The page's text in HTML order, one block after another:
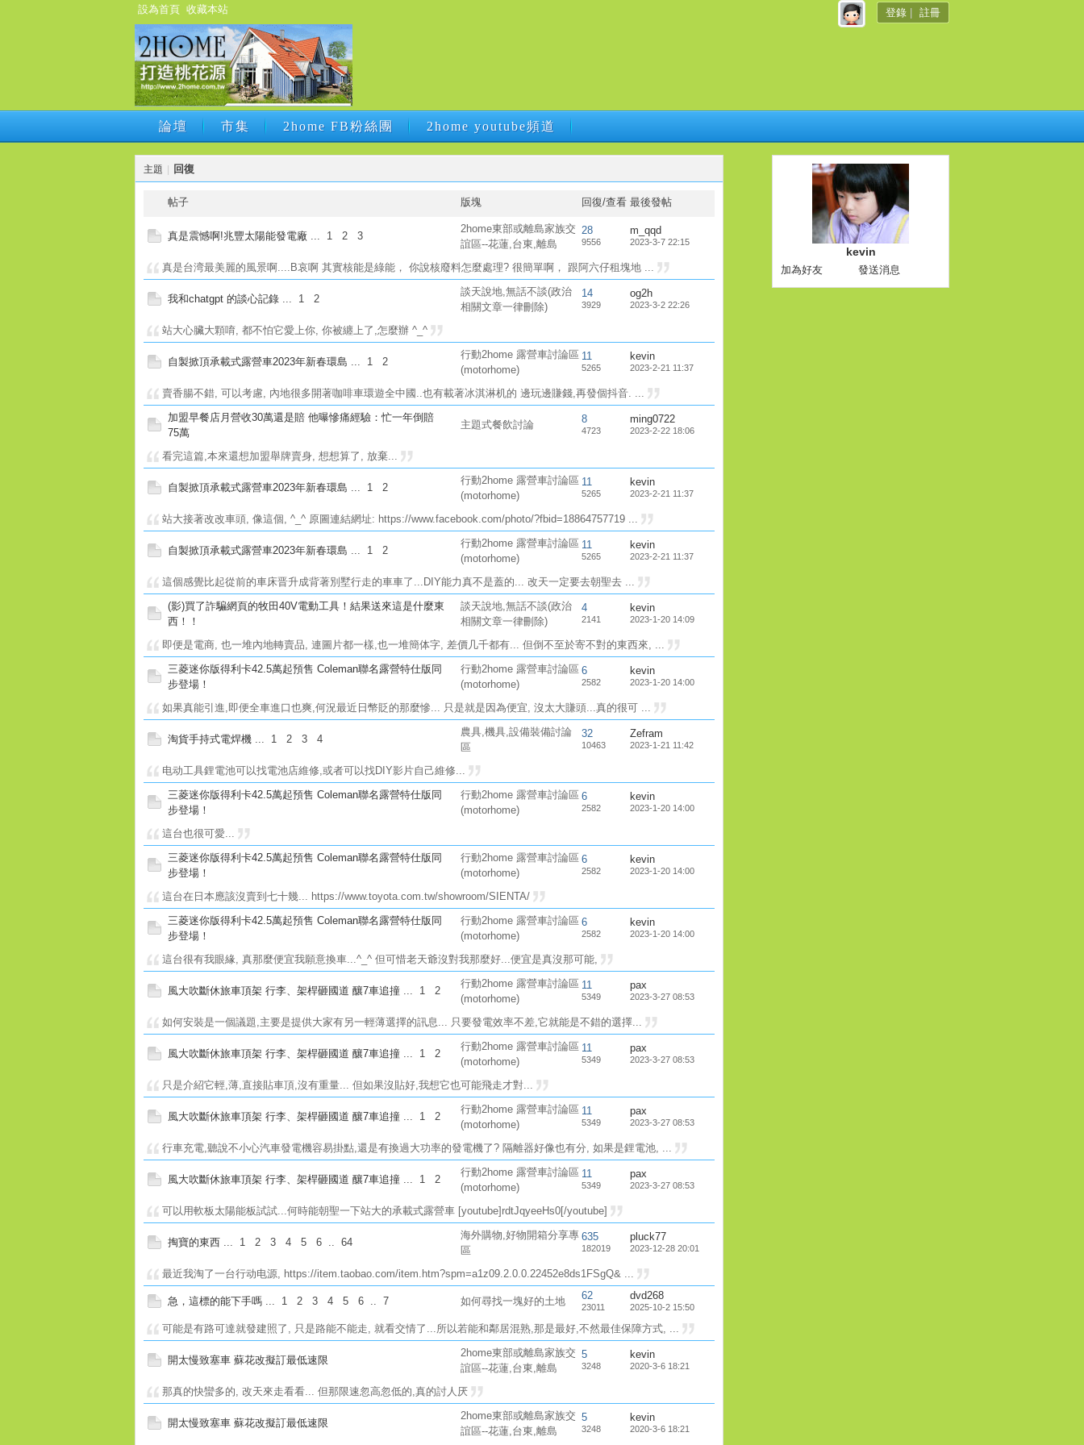
設為首頁 收藏本站 登錄 註冊
論壇 市集 2home FB粉絲團 2home youtube頻道
論壇 市集 2home FB粉絲團 2home youtube頻道
主題 | 回復
帖子 版塊 回復/查看 最後發帖
真是震憾啊!兆豐太陽能發電廠 1 2 3
2home東部或離島家族交
誼區--花蓮,台東,離島
28
9556
m_qqd
2023-3-7 22:15
真是台湾最美麗的風景啊....B哀啊 其實核能是綠能， 你說核廢料怎麼處理? 很簡單啊， 跟阿六仔租塊地 ...
我和chatgpt 的談心記錄 1 2
談天說地,無話不談(政治
相關文章一律刪除)
14
3929
og2h
2023-3-2 22:26
站大心臟大顆唷, 都不怕它愛上你, 你被纏上了,怎麼辦 ^_^
自製掀頂承載式露營車2023年新春環島 1 2
行動2home 露營車討論區
(motorhome)
11
5265
kevin
2023-2-21 11:37
賣香腸不錯, 可以考慮, 內地很多開著咖啡車環遊全中國..也有載著冰淇淋机的 邊玩邊賺錢,再發個抖音. ...
加盟早餐店月營收30萬還是賠 他曝慘痛經驗：忙一年倒賠
75萬
主題式餐飲討論 8
4723
ming0722
2023-2-22 18:06
看完這篇,本來還想加盟舉牌賣身, 想想算了, 放棄...
自製掀頂承載式露營車2023年新春環島 1 2
行動2home 露營車討論區
(motorhome)
11
5265
kevin
2023-2-21 11:37
站大接著改改車頭, 像這個, ^_^ 原圖連結網址: https://www.facebook.com/photo/?fbid=18864757719 ...
自製掀頂承載式露營車2023年新春環島 1 2
行動2home 露營車討論區
(motorhome)
11
5265
kevin
2023-2-21 11:37
這個感覺比起從前的車床晋升成背著別墅行走的車車了...DIY能力真不是蓋的... 改天一定要去朝聖去 ...
(影)買了詐騙網頁的牧田40V電動工具！結果送來這是什麼東
西！！
談天說地,無話不談(政治
相關文章一律刪除)
4
2141
kevin
2023-1-20 14:09
即便是電商, 也一堆內地轉賣品, 連圖片都一樣,也一堆簡体字, 差價几千都有... 但倒不至於寄不對的東西來, ...
三菱迷你版得利卡42.5萬起預售 Coleman聯名露營特仕版同
步登場！
行動2home 露營車討論區
(motorhome)
6
2582
kevin
2023-1-20 14:00
如果真能引進,即便全車進口也爽,何況最近日幣貶的那麼慘... 只是就是因為便宜, 沒太大賺頭...真的很可 ...
淘貨手持式電焊機 1 2 3 4
農具,機具,設備裝備討論
區
32
10463
Zefram
2023-1-21 11:42
电动工具鋰電池可以找電池店維修,或者可以找DIY影片自己維修...
三菱迷你版得利卡42.5萬起預售 Coleman聯名露營特仕版同
步登場！
行動2home 露營車討論區
(motorhome)
6
2582
kevin
2023-1-20 14:00
這台也很可愛...
三菱迷你版得利卡42.5萬起預售 Coleman聯名露營特仕版同
步登場！
行動2home 露營車討論區
(motorhome)
6
2582
kevin
2023-1-20 14:00
這台在日本應該沒賣到七十幾... https://www.toyota.com.tw/showroom/SIENTA/
三菱迷你版得利卡42.5萬起預售 Coleman聯名露營特仕版同
步登場！
行動2home 露營車討論區
(motorhome)
6
2582
kevin
2023-1-20 14:00
這台很有我眼緣, 真那麼便宜我願意換車...^_^ 但可惜老天爺沒對我那麼好...便宜是真沒那可能,
風大吹斷休旅車頂架 行李、架桿砸國道 釀7車追撞 1 2
行動2home 露營車討論區
(motorhome)
11
5349
pax
2023-3-27 08:53
如何安裝是一個議題,主要是提供大家有另一輕薄選擇的訊息... 只要發電效率不差,它就能是不錯的選擇...
風大吹斷休旅車頂架 行李、架桿砸國道 釀7車追撞 1 2
行動2home 露營車討論區
(motorhome)
11
5349
pax
2023-3-27 08:53
只是介紹它輕,薄,直接貼車頂,沒有重量... 但如果沒貼好,我想它也可能飛走才對...
風大吹斷休旅車頂架 行李、架桿砸國道 釀7車追撞 1 2
行動2home 露營車討論區
(motorhome)
11
5349
pax
2023-3-27 08:53
行車充電,聽說不小心汽車發電機容易掛點,還是有換過大功率的發電機了? 隔離器好像也有分, 如果是鋰電池, ...
風大吹斷休旅車頂架 行李、架桿砸國道 釀7車追撞 1 2
行動2home 露營車討論區
(motorhome)
11
5349
pax
2023-3-27 08:53
可以用軟板太陽能板試試...何時能朝聖一下站大的承載式露營車 [youtube]rdtJqyeeHs0[/youtube]
掏寶的東西 1 2 3 4 5 6 64
海外購物,好物開箱分享專
區
635
182019
pluck77
2023-12-28 20:01
最近我淘了一台行动电源, https://item.taobao.com/item.htm?spm=a1z09.2.0.0.22452e8ds1FSgQ& ...
急，這標的能下手嗎 1 2 3 4 5 6 7 如何尋找一塊好的土地 62
23011
dvd268
2025-10-2 15:50
可能是有路可達就發建照了, 只是路能不能走, 就看交情了...所以若能和鄰居混熟,那是最好,不然最佳保障方式, ...
開太慢致塞車 蘇花改擬訂最低速限
2home東部或離島家族交
誼區--花蓮,台東,離島
5
3248
kevin
2020-3-6 18:21
那真的快蠻多的, 改天來走看看... 但那限速忽高忽低的,真的討人厌
開太慢致塞車 蘇花改擬訂最低速限
2home東部或離島家族交
誼區--花蓮,台東,離島
5
3248
kevin
2020-3-6 18:21
kevin
加為好友 發送消息